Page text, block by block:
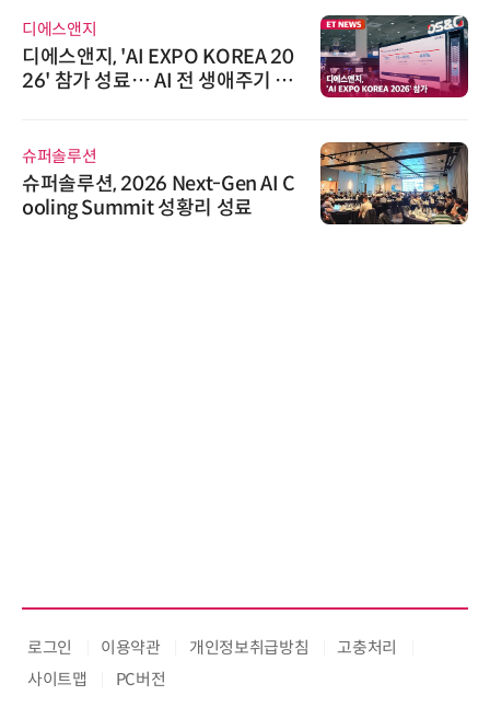
디에스앤지
디에스앤지, 'AI EXPO KOREA 20
26' 참가 성료… AI 전 생애주기 아
슈퍼솔루션
슈퍼솔루션, 2026 Next-Gen AI C
ooling Summit 성황리 성료
로그인 이용약관 개인정보취급방침
고충처리
사이트맵
PC버전